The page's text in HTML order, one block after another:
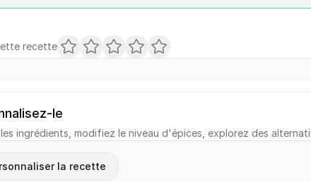
recette
le
ingrédients, modifiez le niveau d'épices, explorez des
la recette